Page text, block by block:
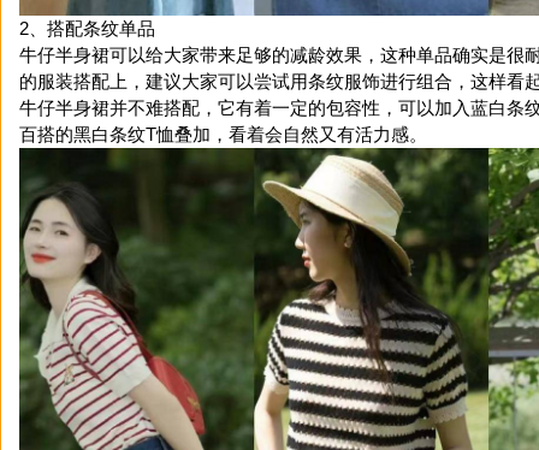
2、搭配条纹单品
牛仔半身裙可以给大家带来足够的减龄效果，这种单品确实是很
的服装搭配上，建议大家可以尝试用条纹服饰进行组合，这样看
牛仔半身裙并不难搭配，它有着一定的包容性，可以加入蓝白条
百搭的黑白条纹T恤叠加，看着会自然又有活力感。